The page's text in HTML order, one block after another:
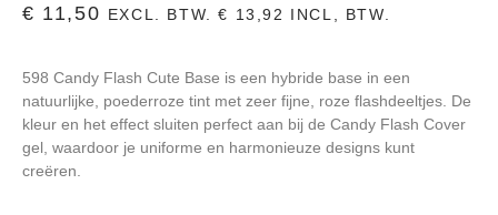
€ 11,50 EXCL. BTW.€ 13,92 INCL, BTW.
598 Candy Flash Cute Base is een hybride base in een
natuurlijke, poederroze tint met zeer fijne, roze flashdeeltjes. De
kleur en het effect sluiten perfect aan bij de Candy Flash Cover
gel, waardoor je uniforme en harmonieuze designs kunt
creëren.